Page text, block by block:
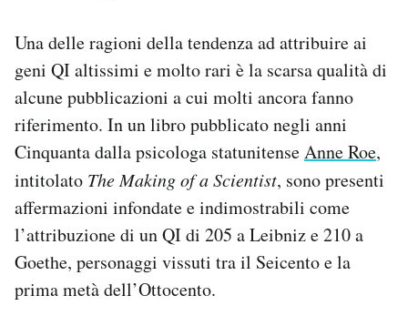
Una delle ragioni della tendenza ad attribuire ai
geni QI altissimi e molto rari è la scarsa qualità di
alcune pubblicazioni a cui molti ancora fanno
riferimento. In un libro pubblicato negli anni
Cinquanta dalla psicologa statunitenseAnne Roe,
intitolato The Making of a Scientist, sono presenti
affermazioni infondate e indimostrabili come
l’attribuzione di un QI di 205 a Leibniz e 210 a
Goethe, personaggi vissuti tra il Seicento e la
prima metà dell’Ottocento.